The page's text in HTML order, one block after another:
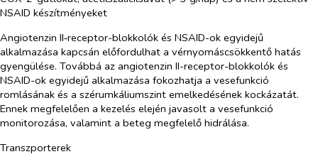
NSAID készítményeket
Angiotenzin II‑receptor-blokkolók és NSAID-ok egyidejű
alkalmazása kapcsán előfordulhat a vérnyomáscsökkentő hatás
gyengülése. Továbbá az angiotenzin II-receptor-blokkolók és
NSAID-ok egyidejű alkalmazása fokozhatja a vesefunkció
romlásának és a szérumkáliumszint emelkedésének kockázatát.
Ennek megfelelően a kezelés elején javasolt a vesefunkció
monitorozása, valamint a beteg megfelelő hidrálása.
Transzporterek